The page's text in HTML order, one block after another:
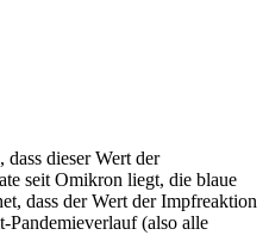
dieser Wert der
seit Omikron liegt, die blaue
dass der Wert der Impfreaktion
Pandemieverlauf (also alle